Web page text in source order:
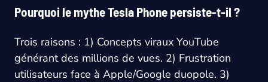
Pourquoi le mythe Tesla Phone persiste-t-il ?
Trois raisons : 1) Concepts viraux YouTube
générant des millions de vues. 2) Frustration
utilisateurs face à Apple/Google duopole. 3)